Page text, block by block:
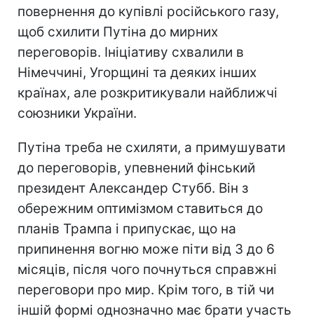
повернення до купівлі російського газу,
щоб схилити Путіна до мирних
переговорів. Ініціативу схвалили в
Німеччині, Угорщині та деяких інших
країнах, але розкритикували найближчі
союзники України.
Путіна треба не схиляти, а примушувати
до переговорів, упевнений фінський
президент Александер Стубб. Він з
обережним оптимізмом ставиться до
планів Трампа і припускає, що на
припинення вогню може піти від 3 до 6
місяців, після чого почнуться справжні
переговори про мир. Крім того, в тій чи
іншій формі однозначно має брати участь